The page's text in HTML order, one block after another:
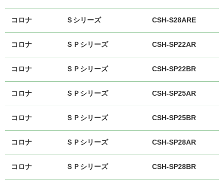
コロナ Ｓシリーズ CSH-S28ARE
コロナ ＳＰシリーズ CSH-SP22AR
コロナ ＳＰシリーズ CSH-SP22BR
コロナ ＳＰシリーズ CSH-SP25AR
コロナ ＳＰシリーズ CSH-SP25BR
コロナ ＳＰシリーズ CSH-SP28AR
コロナ ＳＰシリーズ CSH-SP28BR